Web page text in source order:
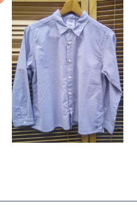
B 自転車 刺繍SH（grin グリン）
¥7,704
20%OFF